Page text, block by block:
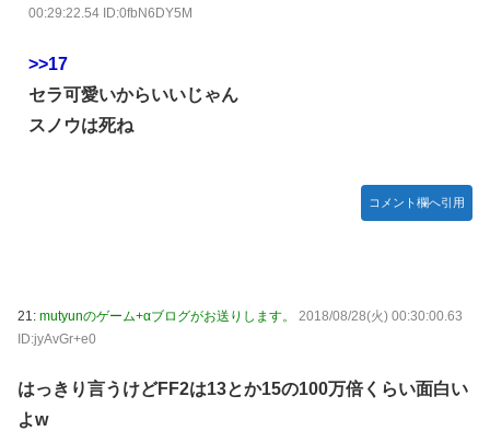
00:29:22.54 ID:0fbN6DY5M
>>17
セラ可愛いからいいじゃん
スノウは死ね
コメント欄へ引用
21: mutyunのゲーム+αブログがお送りします。
2018/08/28(火) 00:30:00.63
ID:jyAvGr+e0
はっきり言うけどFF2は13とか15の100万倍くらい面白い
よw